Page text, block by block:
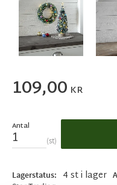
109,00 KR
Antal
st
Lagerstatus 4 st i lager